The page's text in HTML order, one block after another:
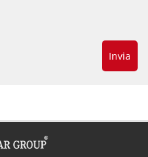
successo.
inviata, la
Invia